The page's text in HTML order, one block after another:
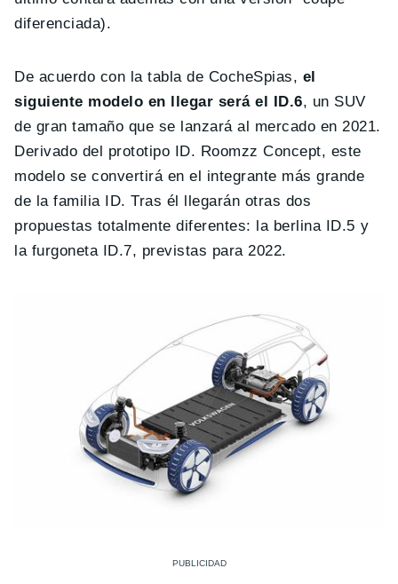
diferenciada).
De acuerdo con la tabla de CocheSpias, el
siguiente modelo en llegar será el ID.6, un SUV
de gran tamaño que se lanzará al mercado en 2021.
Derivado del prototipo ID. Roomzz Concept, este
modelo se convertirá en el integrante más grande
de la familia ID. Tras él llegarán otras dos
propuestas totalmente diferentes: la berlina ID.5 y
la furgoneta ID.7, previstas para 2022.